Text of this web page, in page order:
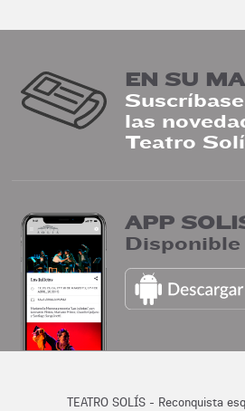
EN SU
las
Teatro
APP
TEATRO SOLÍS - Reconquista